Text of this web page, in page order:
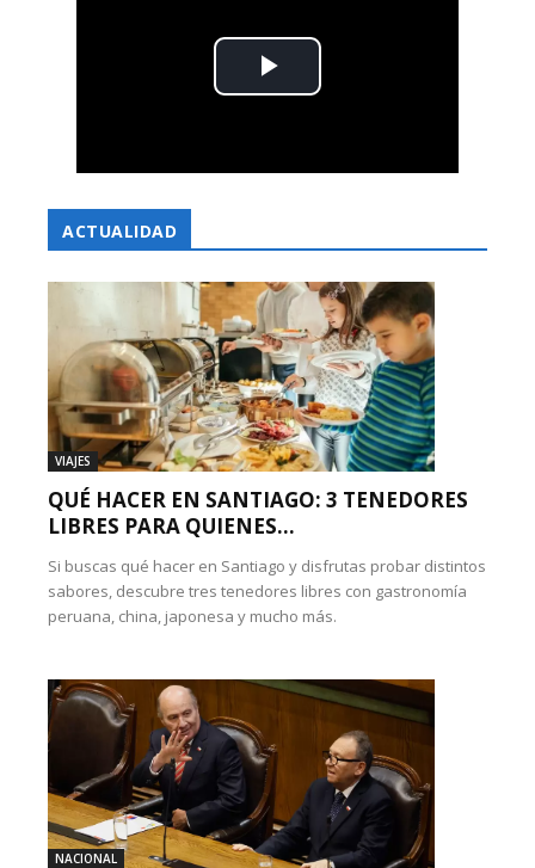
ACTUALIDAD
VIAJES
QUÉ HACER EN SANTIAGO: 3 TENEDORES
LIBRES PARA QUIENES...
Si buscas qué hacer en Santiago y disfrutas probar distintos
sabores, descubre tres tenedores libres con gastronomía
peruana, china, japonesa y mucho más.
NACIONAL